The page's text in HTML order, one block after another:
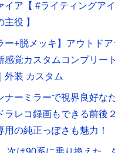
イア【 #ライティングア
役 】
ー+脱メッキ】アウトド
感覚カスタムコンプリー
外装 カスタム
ナーミラーで視界良好な
レコ録画もできる前後
の純正っぽさも魅力！